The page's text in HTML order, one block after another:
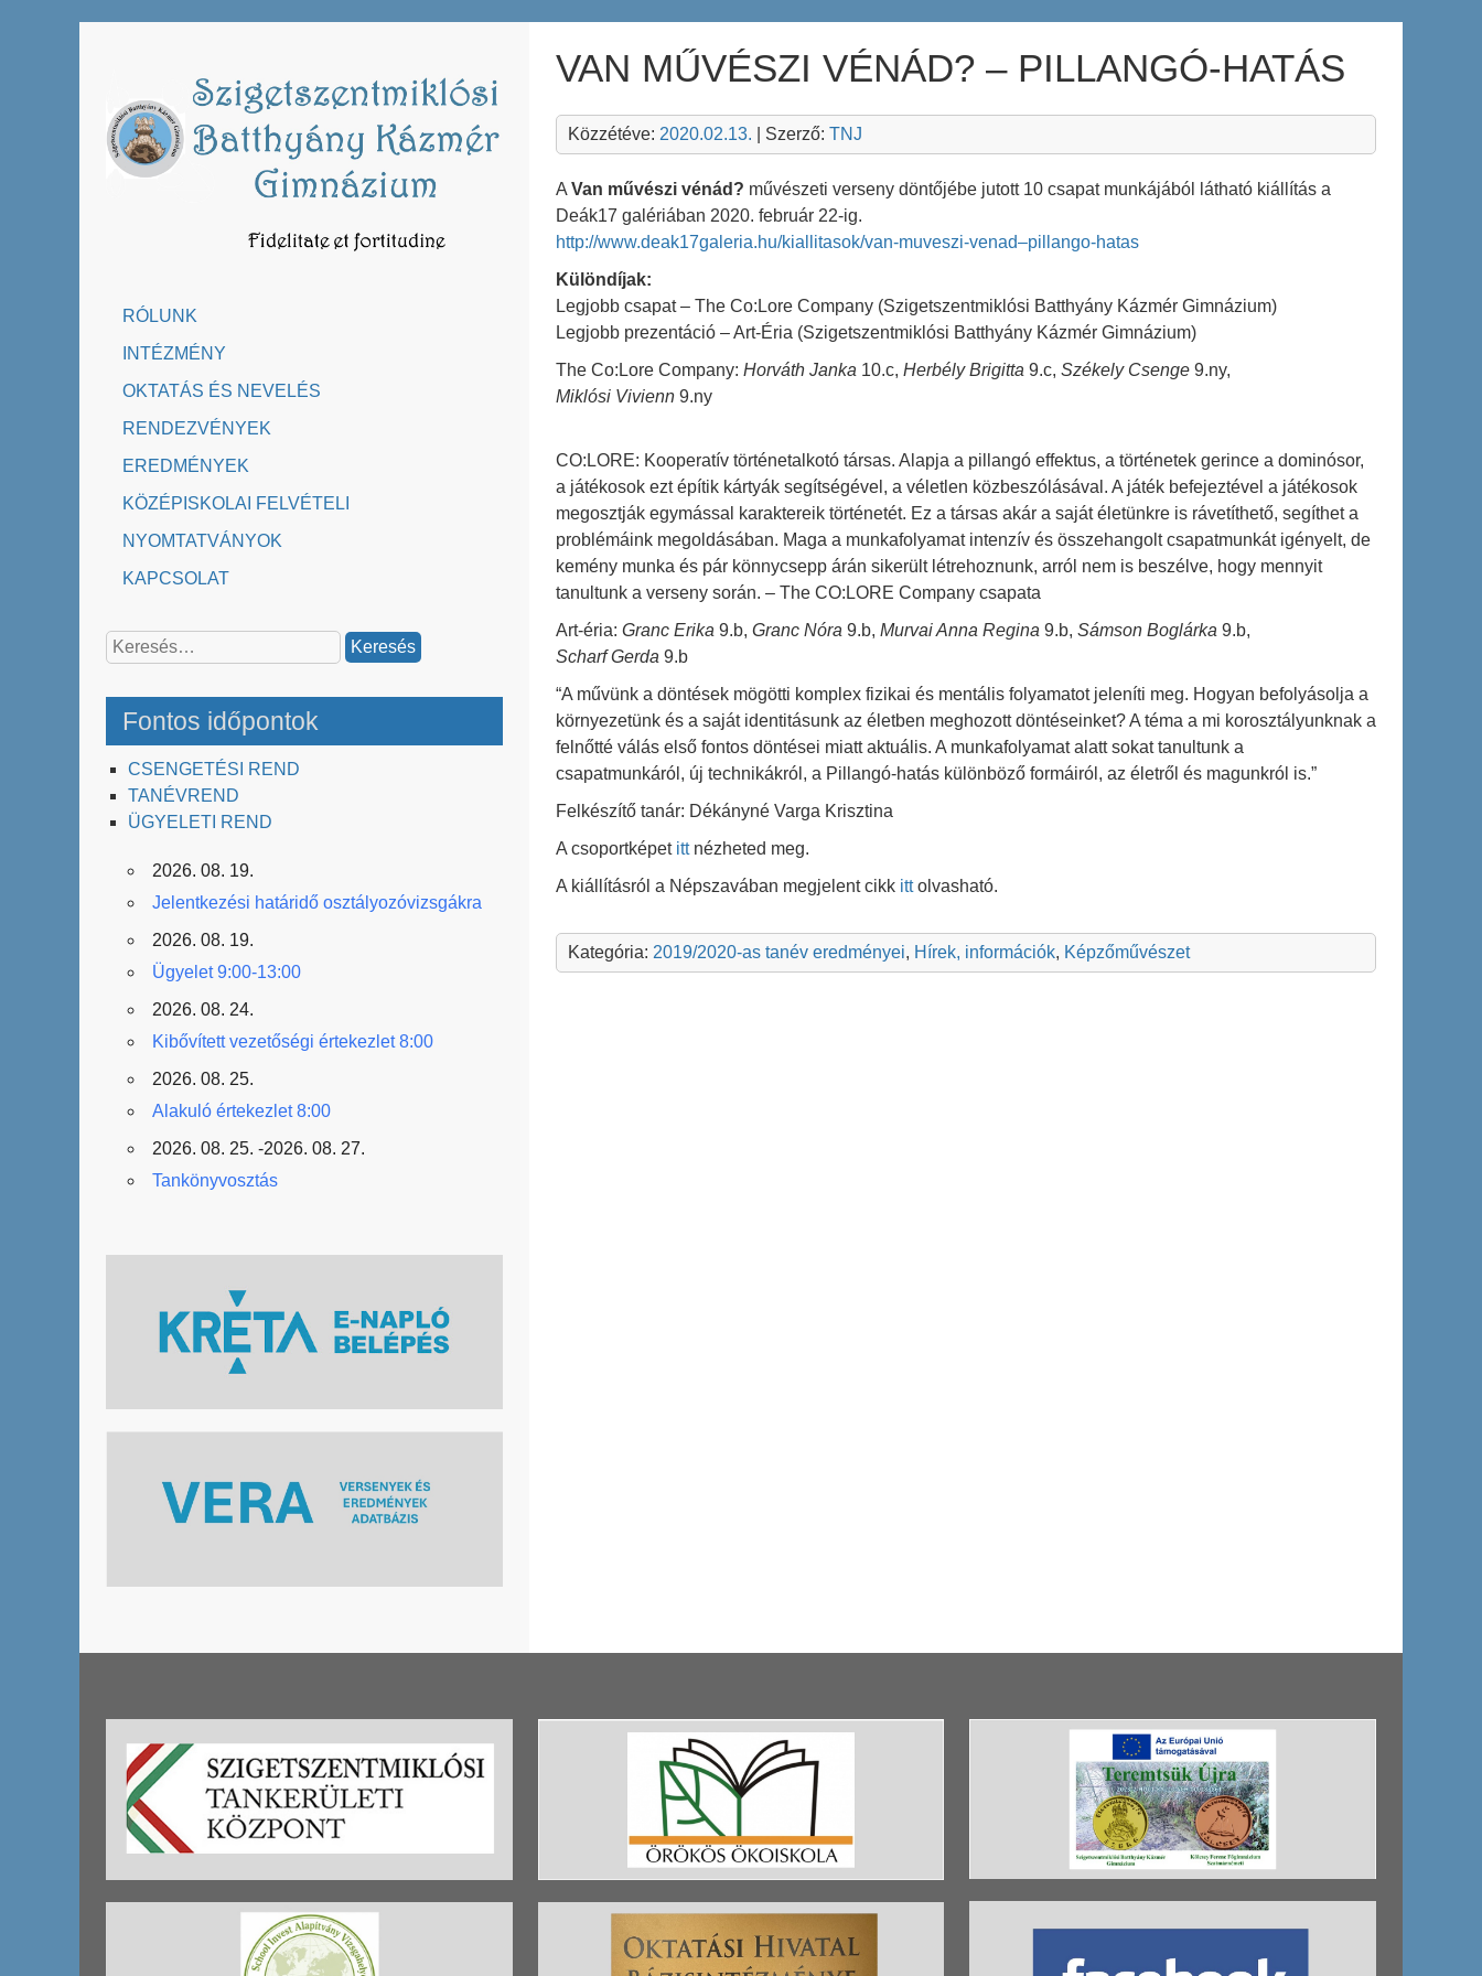
RÓLUNK
INTÉZMÉNY
OKTATÁS ÉS NEVELÉS
RENDEZVÉNYEK
EREDMÉNYEK
KÖZÉPISKOLAI FELVÉTELI
NYOMTATVÁNYOK
KAPCSOLAT
Keresés:
Fontos időpontok
CSENGETÉSI REND
TANÉVREND
ÜGYELETI REND
2026. 08. 19.
Jelentkezési határidő osztályozóvizsgákra
2026. 08. 19.
Ügyelet 9:00-13:00
2026. 08. 24.
Kibővített vezetőségi értekezlet 8:00
2026. 08. 25.
Alakuló értekezlet 8:00
2026. 08. 25. -2026. 08. 27.
Tankönyvosztás
VAN MŰVÉSZI VÉNÁD? – PILLANGÓ-HATÁS
Közzétéve: 2020.02.13. | Szerző: TNJ
A Van művészi vénád? művészeti verseny döntőjébe jutott 10 csapat munkájából látható kiállítás a
Deák17 galériában 2020. február 22-ig.
http://www.deak17galeria.hu/kiallitasok/van-muveszi-venad–pillango-hatas
Különdíjak:
Legjobb csapat – The Co:Lore Company (Szigetszentmiklósi Batthyány Kázmér Gimnázium)
Legjobb prezentáció – Art-Éria (Szigetszentmiklósi Batthyány Kázmér Gimnázium)
The Co:Lore Company: Horváth Janka 10.c, Herbély Brigitta 9.c, Székely Csenge 9.ny,
Miklósi Vivienn 9.ny
CO:LORE: Kooperatív történetalkotó társas. Alapja a pillangó effektus, a történetek gerince a dominósor,
a játékosok ezt építik kártyák segítségével, a véletlen közbeszólásával. A játék befejeztével a játékosok
megosztják egymással karaktereik történetét. Ez a társas akár a saját életünkre is rávetíthető, segíthet a
problémáink megoldásában. Maga a munkafolyamat intenzív és összehangolt csapatmunkát igényelt, de
kemény munka és pár könnycsepp árán sikerült létrehoznunk, arról nem is beszélve, hogy mennyit
tanultunk a verseny során. – The CO:LORE Company csapata
Art-éria: Granc Erika 9.b, Granc Nóra 9.b, Murvai Anna Regina 9.b, Sámson Boglárka 9.b,
Scharf Gerda 9.b
“A művünk a döntések mögötti komplex fizikai és mentális folyamatot jeleníti meg. Hogyan befolyásolja a
környezetünk és a saját identitásunk az életben meghozott döntéseinket? A téma a mi korosztályunknak a
felnőtté válás első fontos döntései miatt aktuális. A munkafolyamat alatt sokat tanultunk a
csapatmunkáról, új technikákról, a Pillangó-hatás különböző formáiról, az életről és magunkról is.”
Felkészítő tanár: Dékányné Varga Krisztina
A csoportképet ittnézheted meg.
A kiállításról a Népszavában megjelent cikk ittolvasható.
Kategória: 2019/2020-as tanév eredményei, Hírek, információk, Képzőművészet